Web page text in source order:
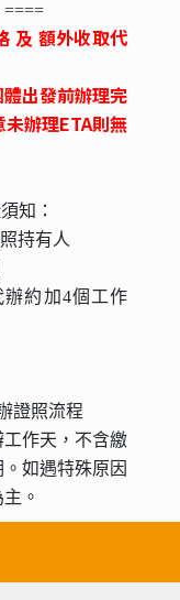
====
及 額外收取代
出發前辦理完
辦理ETA則無
知：
持有人
約加4個工作
證照流程
作天，不含繳
。如遇特殊原因
主 。